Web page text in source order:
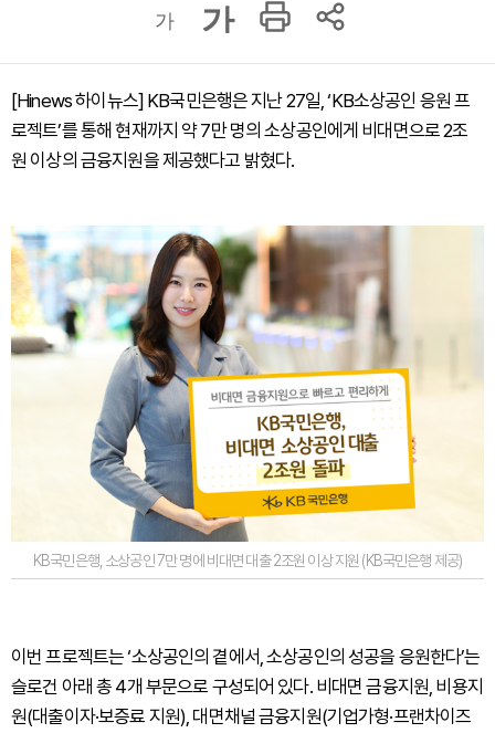
가 가
[Hinews 하이뉴스] KB국민은행은 지난 27일, ‘KB소상공인 응원 프
로젝트’를 통해 현재까지 약 7만 명의 소상공인에게 비대면으로 2조
원 이상의 금융지원을 제공했다고 밝혔다.
KB국민은행, 소상공인 7만 명에 비대면 대출 2조원 이상 지원 (KB국민은행 제공)
이번 프로젝트는 ‘소상공인의 곁에서, 소상공인의 성공을 응원한다’는
슬로건 아래 총 4개 부문으로 구성되어 있다. 비대면 금융지원, 비용지
원(대출이자·보증료 지원), 대면채널 금융지원(기업가형·프랜차이즈